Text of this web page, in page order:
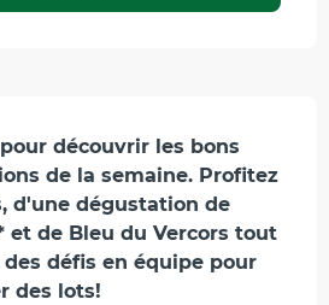
découvrir les bons
de la semaine. Profitez
d'une dégustation de
et de Bleu du Vercors tout
défis en équipe pour
des lots!